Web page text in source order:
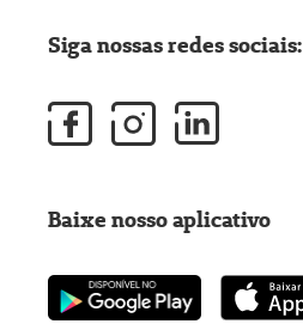
Siga nossas redes sociais:
Baixe nosso aplicativo